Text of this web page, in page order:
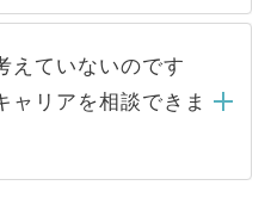
と、応募が殺到する場
る条件に合った人材の
依頼するケースが増え
ありません。内定先へ
リアパートナーが行い
ださい。
ることはありませんの
。当サイトからの登録
録者様の個人情報は、
ップおよび転職活動の
たします。お預かりし
データはご本人の許可
えていないのです
ャリアを相談できま